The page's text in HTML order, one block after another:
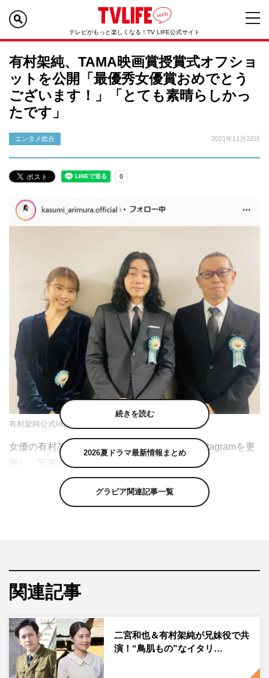
テレビがもっと楽しくなる！TV LIFE公式サイト
有村架純、TAMA映画賞授賞式オフショ
ットを公開「最優秀女優賞おめでとう
ございます！」「とても素晴らしかっ
たです」
エンタメ総合 2021年11月22日
有村架純公式Instagram（kasumi_arimura.official）より
女優の有村架純が11月21日（日）に自身のInstagramを更
新し、写真を公開した。
有村は「TAMA映画賞授賞式に参加させていただきまし
た。 演じるお仕事において自分にできることは、現場を
のコメントとともに、菅田将暉、土井裕泰監督との3ショ
ットを投稿した。
この投稿にフォロワーからは「最優秀女優賞おめでとうご
ざいます！架純ちゃんが紡ぐ言葉一つ一つとても素敵でし
た、来年も再来年もその先もずっと私のいちばんです」
「映画授賞式観ました！架純ちゃん、最優秀女優賞おめで
続きを読む
2026夏ドラマ最新情報まとめ
グラビア関連記事一覧
関連記事
二宮和也＆有村架純が兄妹役で共
演！“鳥肌もの”なイタリ…